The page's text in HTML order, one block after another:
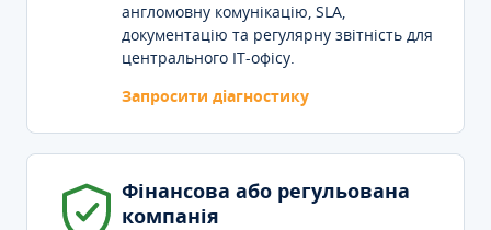
англомовну комунікацію, SLA,
документацію та регулярну звітність для
центрального IT-офісу.
Запросити діагностику
Фінансова або регульована
компанія